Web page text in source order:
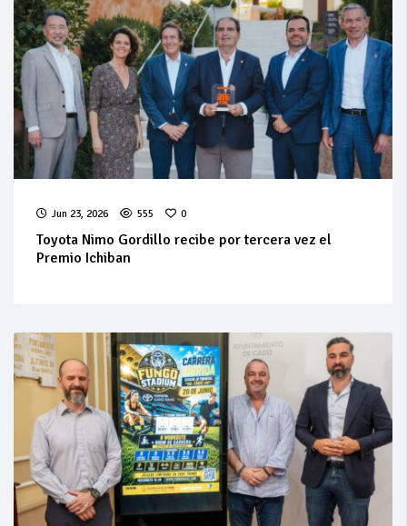
Jun 23, 2026 555 0
Toyota Nimo Gordillo recibe por tercera vez el
Premio Ichiban